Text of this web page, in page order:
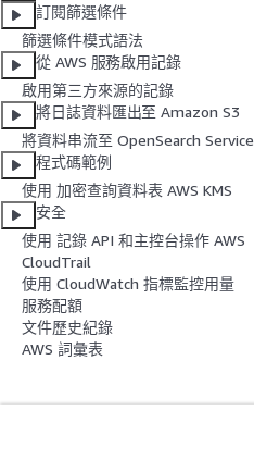
訂閱篩選條件
篩選條件模式語法
從 AWS 服務啟用記錄
啟用第三方來源的記錄
將日誌資料匯出至 Amazon S3
將資料串流至 OpenSearch Service
程式碼範例
使用 加密查詢資料表 AWS KMS
安全
使用 記錄 API 和主控台操作 AWS
CloudTrail
使用 CloudWatch 指標監控用量
服務配額
文件歷史紀錄
AWS 詞彙表